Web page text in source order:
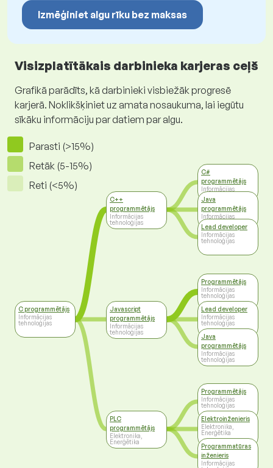
Izmēģiniet algu rīku bez maksas
Visizplatītākais darbinieka karjeras ceļš
Grafikā parādīts, kā darbinieki visbiežāk progresē
karjerā. Noklikšķiniet uz amata nosaukuma, lai iegūtu
sīkāku informāciju par datiem par algu.
Parasti (>15%)
Retāk (5-15%)
Reti (<5%)
C programmētājs
Informācijas
tehnoloģijas
C++
programmētājs
Informācijas
tehnoloģijas
Javascript
programmētājs
Informācijas
tehnoloģijas
PLC
programmētājs
Elektronika,
Enerģētika
C#
programmētājs
Informācijas
tehnoloģijas
Java
programmētājs
Informācijas
tehnoloģijas
Lead developer
Informācijas
tehnoloģijas
Programmētājs
Informācijas
tehnoloģijas
Lead developer
Informācijas
tehnoloģijas
Java
programmētājs
Informācijas
tehnoloģijas
Programmētājs
Informācijas
tehnoloģijas
Elektroinženieris
Elektronika,
Enerģētika
Programmatūras
inženieris
Informācijas